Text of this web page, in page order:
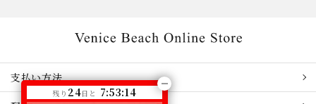
支払い方法
残り 24日と 7:53:14